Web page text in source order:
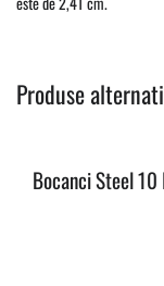
Produse
Bocanci Steel